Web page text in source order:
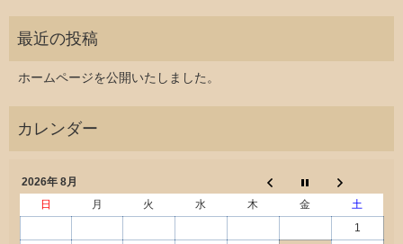
ホームページを公開いたしました。
2026年 8月
日
月 火 水 木 金
土
1